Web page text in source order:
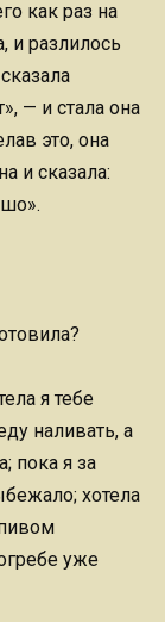
как раз на
и разлилось
— и стала она
это, она
и сказала:
я тебе
наливать, а
пока я за
хотела
уже